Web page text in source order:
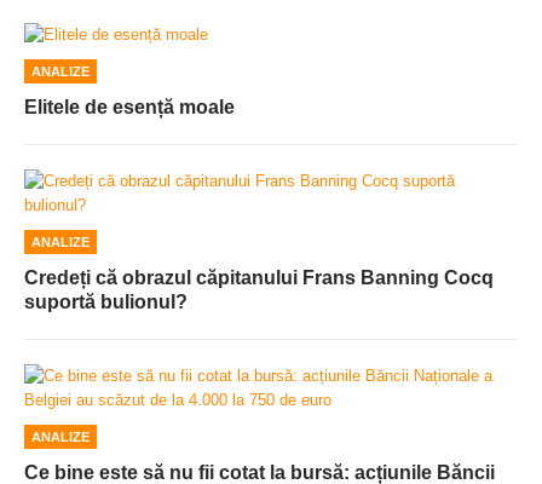
ANALIZE
Elitele de esență moale
ANALIZE
Credeți că obrazul căpitanului Frans Banning Cocq
suportă bulionul?
ANALIZE
Ce bine este să nu fii cotat la bursă: acțiunile Băncii